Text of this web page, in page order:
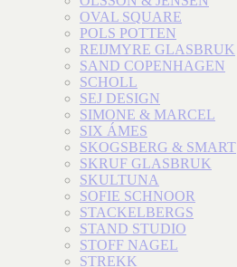
OVAL SQUARE
POLS POTTEN
REIJMYRE GLASBRUK
SAND COPENHAGEN
SCHOLL
SEJ DESIGN
SIMONE & MARCEL
SIX ÁMES
SKOGSBERG & SMART
SKRUF GLASBRUK
SKULTUNA
SOFIE SCHNOOR
STACKELBERGS
STAND STUDIO
STOFF NAGEL
STREKK